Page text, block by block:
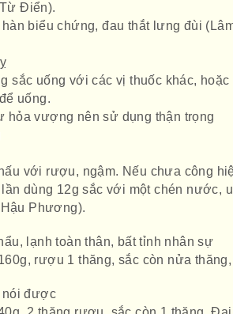
Điển).
biểu chứng, đau thắt lưng đùi
sắc uống với các vị thuốc khác,
uống.
hỏa vượng nên sử dụng thận trọng
với rượu, ngậm. Nếu chưa công
dùng 12g sắc với một chén nước,
Phương).
lạnh toàn thân, bất tỉnh nhân sự
rượu 1 thăng, sắc còn nửa
nói được